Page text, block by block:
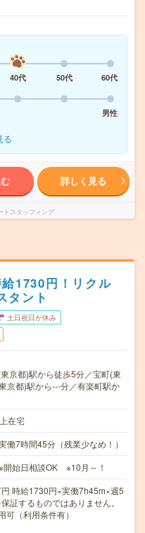
40代 50代
60代
男性
る
詳しく見る
トスタッフィング
1730円！リクル
タント
土日祝日が休み
京都)駅から徒歩5分／宝町(東
京都)駅から---分／有楽町駅か
在宅
7時間45分（残業少なめ！）
始日相談OK ※10月～！
時給1730円×実働7h45m×週5
証するものではありません。
（利用条件有）